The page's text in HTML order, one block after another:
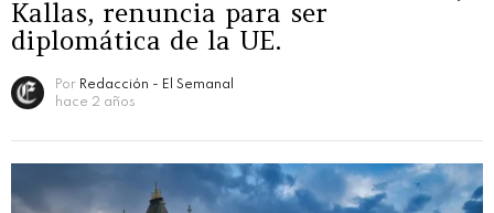
Kallas, renuncia para ser
diplomática de la UE.
Por Redacción - El Semanal
hace 2 años